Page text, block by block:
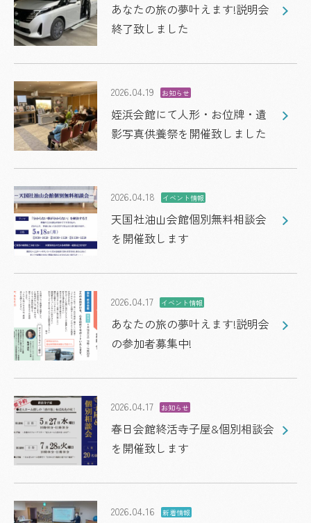
あなたの旅の夢叶えます!説明会
終了致しました
2026.04.19 お知らせ
姪浜会館にて人形・お位牌・遺
影写真供養祭を開催致しました
2026.04.18 イベント情報
天国社油山会館個別無料相談会
を開催致します
2026.04.17 イベント情報
あなたの旅の夢叶えます!説明会
の参加者募集中!
2026.04.17 お知らせ
春日会館終活寺子屋&個別相談会
を開催致します
2026.04.16 新着情報